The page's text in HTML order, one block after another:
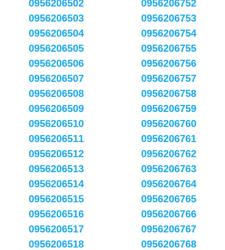
0956206502
0956206503
0956206504
0956206505
0956206506
0956206507
0956206508
0956206509
0956206510
0956206511
0956206512
0956206513
0956206514
0956206515
0956206516
0956206517
0956206518
0956206752
0956206753
0956206754
0956206755
0956206756
0956206757
0956206758
0956206759
0956206760
0956206761
0956206762
0956206763
0956206764
0956206765
0956206766
0956206767
0956206768